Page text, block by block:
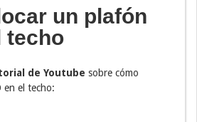
un plafón
techo
de Youtube sobre cómo
en el techo: